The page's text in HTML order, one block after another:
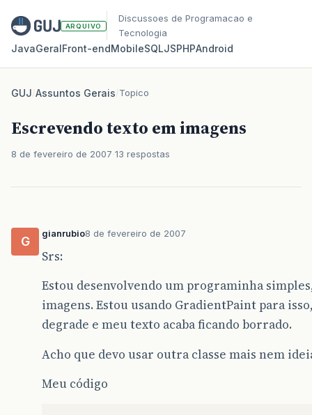
ARQUIVO
Discussoes de Programacao e
Tecnologia
JavaGeralFront‑endMobileSQLJSPHPAndroid
GUJ/Assuntos Gerais/Topico
Escrevendo texto em imagens
8 de fevereiro de 2007 13 respostas
G
gianrubio8 de fevereiro de 2007
Srs:
Estou desenvolvendo um programinha
imagens. Estou usando GradientPaint para
degrade e meu texto acaba ficando borrado.
Acho que devo usar outra classe mais nem
Meu código